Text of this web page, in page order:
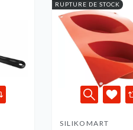
RUPTURE DE STOCK
SILIKOMART